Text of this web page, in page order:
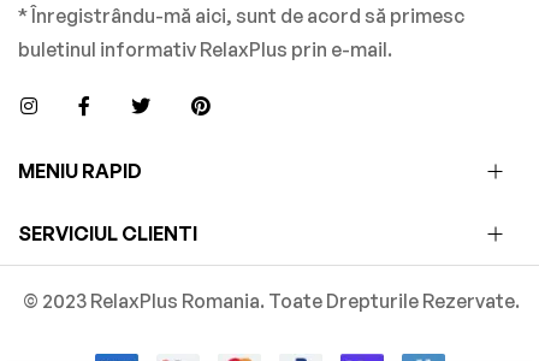
MENIU RAPID
SERVICIUL CLIENTI
* Înregistrându-mă aici, sunt de acord să primesc
buletinul informativ RelaxPlus prin e-mail.
© 2023 RelaxPlus Romania. Toate Drepturile Rezervate.